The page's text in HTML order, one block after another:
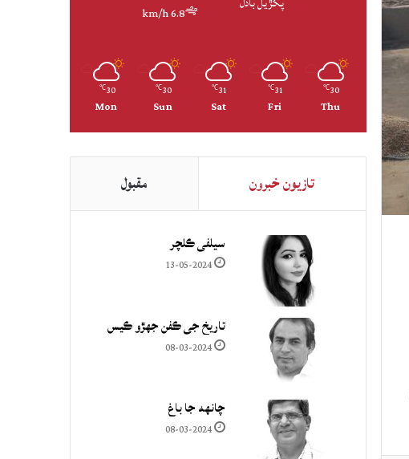
6.8 km/h
30
℃
Thu
31
℃
Fri
31
℃
Sat
30
℃
Sun
30
℃
Mon
تازيون خبرون مقبول
سيلفي ڪلچر
13-05-2024
تاريخ جي ڪفن جھڙو ڪيس
08-03-2024
چانهه جا باغ
08-03-2024